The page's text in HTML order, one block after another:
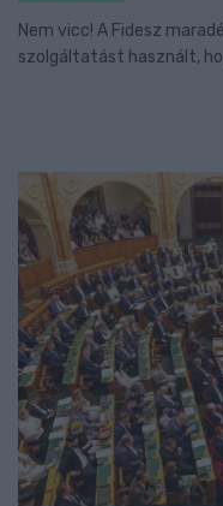
Nem vicc! A Fidesz
szolgáltatást használt,